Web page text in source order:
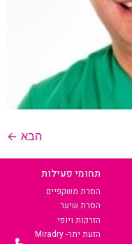
הבא ←
תחומי פעילות
הסרת משקפיים
הסרת שיער
הזרקות ויופי
הזעת יתר- Miradry